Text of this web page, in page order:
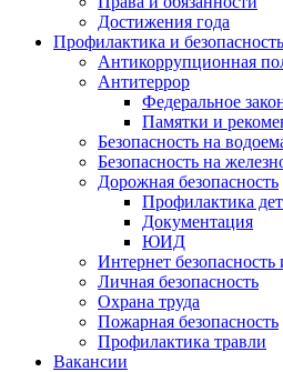
Достижения года
Профилактика и безопасность
Антикоррупционная
Антитеррор
Федеральное
Памятки и
Безопасность на
Безопасность на
Дорожная безопасность
Профилактика
Документация
ЮИД
Интернет безопасность
Личная безопасность
Охрана труда
Пожарная безопасность
Профилактика травли
Вакансии